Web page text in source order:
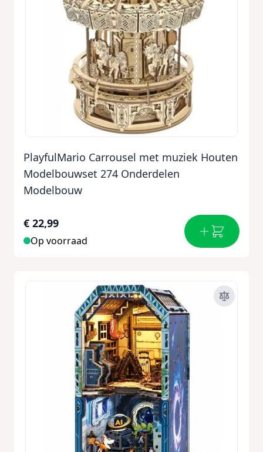
PlayfulMario Carrousel met muziek Houten
Modelbouwset 274 Onderdelen
Modelbouw
€ 22,99
Op voorraad